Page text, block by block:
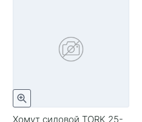
Хомут силовой TORK 25-